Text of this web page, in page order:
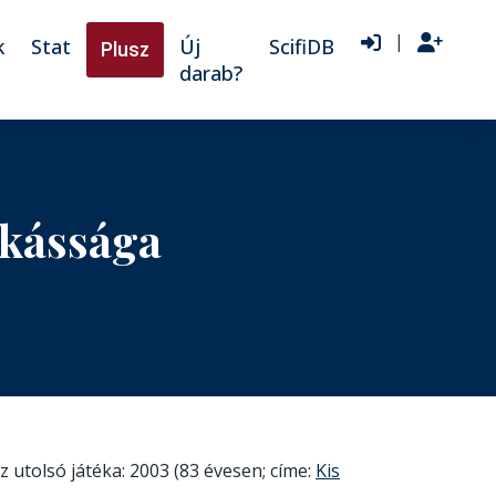
Stat Plusz
Új
darab?
ScifiDB |
játéka: 2003 (83 évesen; címe: Kis